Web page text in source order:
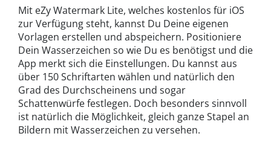
Mit eZy Watermark Lite, welches kostenlos für iOS
zur Verfügung steht, kannst Du Deine eigenen
Vorlagen erstellen und abspeichern. Positioniere
Dein Wasserzeichen so wie Du es benötigst und die
App merkt sich die Einstellungen. Du kannst aus
über 150 Schriftarten wählen und natürlich den
Grad des Durchscheinens und sogar
Schattenwürfe festlegen. Doch besonders sinnvoll
ist natürlich die Möglichkeit, gleich ganze Stapel an
Bildern mit Wasserzeichen zu versehen.